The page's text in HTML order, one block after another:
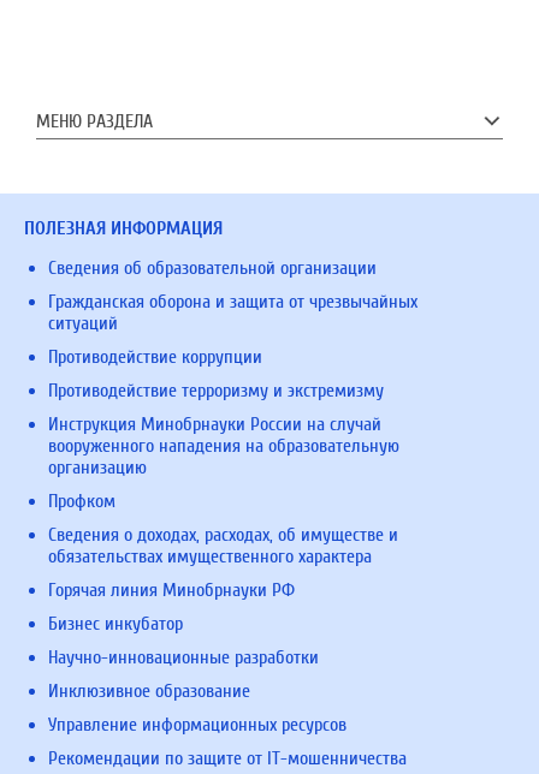
МЕНЮ РАЗДЕЛА
ПОЛЕЗНАЯ ИНФОРМАЦИЯ
Сведения об образовательной организации
Гражданская оборона и защита от чрезвычайных
ситуаций
Противодействие коррупции
Противодействие терроризму и экстремизму
Инструкция Минобрнауки России на случай
вооруженного нападения на образовательную
организацию
Профком
Сведения о доходах, расходах, об имуществе и
обязательствах имущественного характера
Горячая линия Минобрнауки РФ
Бизнес инкубатор
Научно-инновационные разработки
Инклюзивное образование
Управление информационных ресурсов
Рекомендации по защите от IT-мошенничества